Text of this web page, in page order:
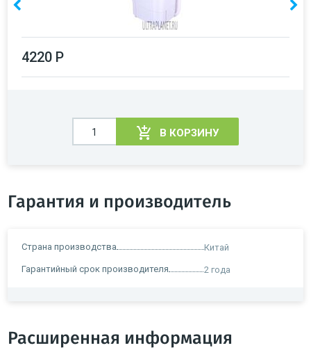
4220 Р
В КОРЗИНУ
Гарантия и производитель
Страна производства Китай
Гарантийный срок производителя 2 года
Расширенная информация